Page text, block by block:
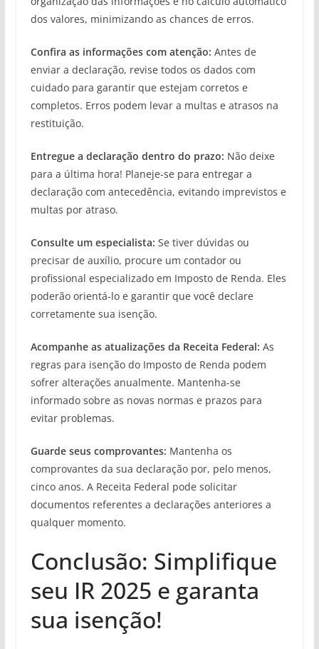
dos valores, minimizando as chances de erros.
Confira as informações com atenção: Antes de
enviar a declaração, revise todos os dados com
cuidado para garantir que estejam corretos e
completos. Erros podem levar a multas e atrasos na
restituição.
Entregue a declaração dentro do prazo: Não deixe
para a última hora! Planeje-se para entregar a
declaração com antecedência, evitando imprevistos e
multas por atraso.
Consulte um especialista: Se tiver dúvidas ou
precisar de auxílio, procure um contador ou
profissional especializado em Imposto de Renda. Eles
poderão orientá-lo e garantir que você declare
corretamente sua isenção.
Acompanhe as atualizações da Receita Federal: As
regras para isenção do Imposto de Renda podem
sofrer alterações anualmente. Mantenha-se
informado sobre as novas normas e prazos para
evitar problemas.
Guarde seus comprovantes: Mantenha os
comprovantes da sua declaração por, pelo menos,
cinco anos. A Receita Federal pode solicitar
documentos referentes a declarações anteriores a
qualquer momento.
Conclusão: Simplifique
seu IR 2025 e garanta
sua isenção!